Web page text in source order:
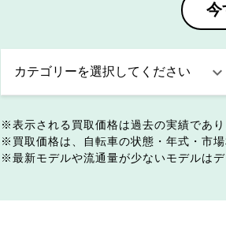
今
表示される買取価格は過去の実績であ
買取価格は、自転車の状態・年式・市
最新モデルや流通量が少ないモデルは